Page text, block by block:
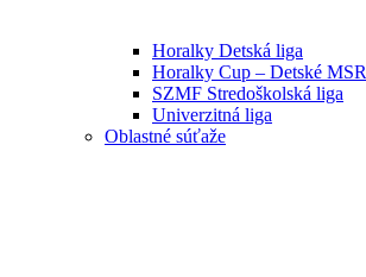
Horalky Detská liga
Horalky Cup – Detské MSR
SZMF Stredoškolská liga
Univerzitná liga
Oblastné súťaže